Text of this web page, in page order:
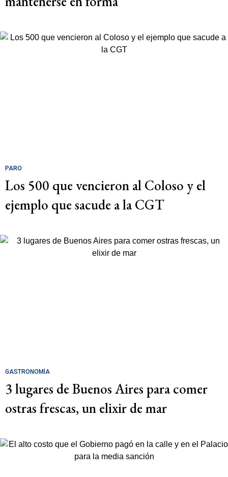
PARO
Los 500 que vencieron al Coloso y el
ejemplo que sacude a la CGT
GASTRONOMÍA
3 lugares de Buenos Aires para comer
ostras frescas, un elixir de mar